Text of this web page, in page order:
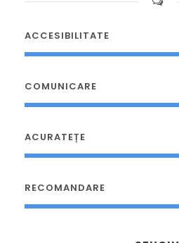
ACCESIBILITATE
COMUNICARE
ACURATEȚE
RECOMANDARE